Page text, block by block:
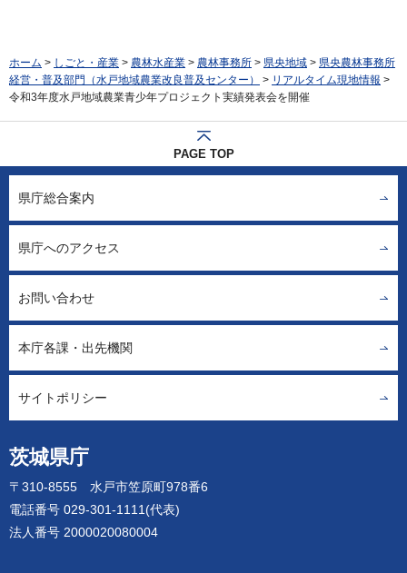
ホーム > しごと・産業 > 農林水産業 > 農林事務所 > 県央地域 > 県央農林事務所
経営・普及部門（水戸地域農業改良普及センター）
> リアルタイム現地情報 >
令和3年度水戸地域農業青少年プロジェクト実績発表会を開催
PAGE TOP
茨城県庁
〒310-8555 水戸市笠原町978番6
電話番号 029-301-1111(代表)
法人番号 2000020080004
県庁総合案内
県庁へのアクセス
お問い合わせ
本庁各課・出先機関
サイトポリシー